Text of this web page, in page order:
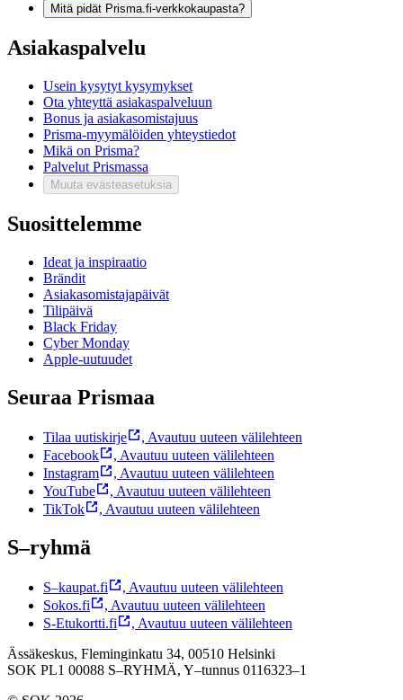
Mitä pidät Prisma.fi-verkkokaupasta?
Asiakaspalvelu
Usein kysytyt kysymykset
Ota yhteyttä asiakaspalveluun
Bonus ja asiakasomistajuus
Prisma-myymälöiden yhteystiedot
Mikä on Prisma?
Palvelut Prismassa
Muuta evästeasetuksia
Suosittelemme
Ideat ja inspiraatio
Brändit
Asiakasomistajapäivät
Tilipäivä
Black Friday
Cyber Monday
Apple-uutuudet
Seuraa Prismaa
Tilaa uutiskirje , Avautuu uuteen välilehteen
Facebook
, Avautuu uuteen välilehteen
Instagram
, Avautuu uuteen välilehteen
YouTube
, Avautuu uuteen välilehteen
TikTok
, Avautuu uuteen välilehteen
S–ryhmä
S–kaupat.fi , Avautuu uuteen välilehteen
Sokos.fi
, Avautuu uuteen välilehteen
S-Etukortti.fi
, Avautuu uuteen välilehteen
Ässäkeskus, Fleminginkatu 34, 00510 Helsinki
SOK PL1 00088 S–RYHMÄ, Y–tunnus 0116323–1